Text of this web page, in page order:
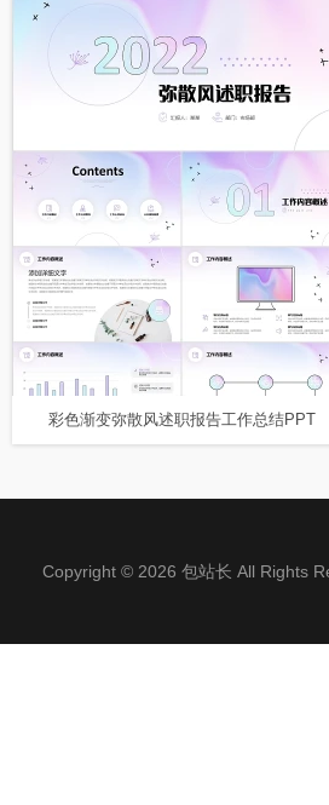
彩色渐变弥散风述职报告工作总结PPT
Copyright © 2026 包站长 All Rights